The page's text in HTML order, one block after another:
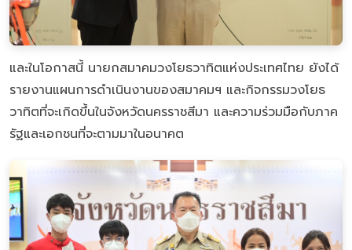
และในโอกาสนี้ นายกสมาคมวงโยธวาทิตแห่งประเทศไทย ยังได้
รายงานแผนการดำเนินงานของสมาคมฯ และกิจกรรมวงโยธ
วาทิตที่จะเกิดขึ้นในจังหวัดนครราชสีมา และความร่วมมือกับภาค
รัฐและเอกชนที่จะตามมาในอนาคต